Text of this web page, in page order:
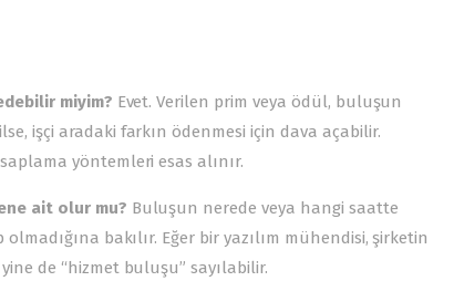
miyim? Evet. Verilen prim veya ödül, buluşun
işçi aradaki farkın ödenmesi için dava açabilir.
yöntemleri esas alınır.
ait olur mu? Buluşun nerede veya hangi saatte
bakılır. Eğer bir yazılım mühendisi, şirketin
de “hizmet buluşu” sayılabilir.